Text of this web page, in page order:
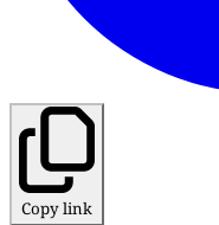
Copy link